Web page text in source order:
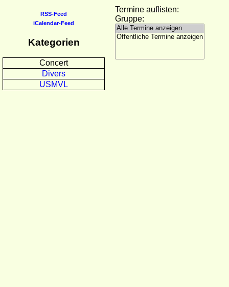
RSS-Feed
iCalendar-Feed
Kategorien
Concert
Divers
USMVL
Termine auflisten:
Gruppe: